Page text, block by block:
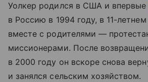
Уолкер родился в США и впервые
в Россию в 1994 году, в 11-летнем
вместе с родителями —
миссионерами. После
в 2000 году он вскоре снова
и занялся сельским хозяйством.